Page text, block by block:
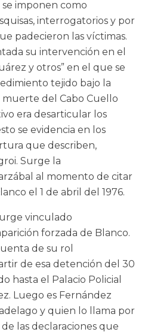
imponen como
interrogatorios y por
padecieron las víctimas.
su intervención en el
y otros” en el que se
tejido bajo la
muerte del Cabo Cuello
era desarticular los
se evidencia en los
que describen,
Surge la
al momento de citar
el 1 de abril del 1976.
vinculado
forzada de Blanco.
de su rol
de esa detención del 30
hasta el Palacio Policial
Luego es Fernández
y quien lo llama por
las declaraciones que